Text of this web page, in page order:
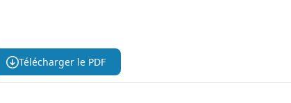
Télécharger le PDF